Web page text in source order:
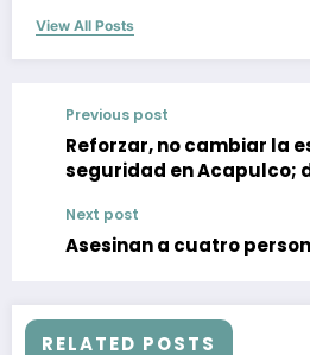
View All Posts
Previous post
Reforzar, no cambiar la
seguridad en Acapulco;
Rodriguez
Next post
Asesinan a cuatro
RELATED POSTS